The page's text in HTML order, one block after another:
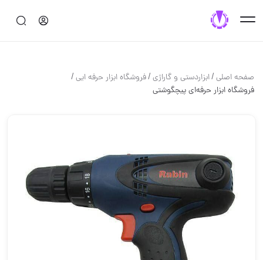
صفحه اصلی/ابزاردستی و گاراژی/فروشگاه ابزار حرفه ایی/
فروشگاه ابزار حرفه‌ای پیچگوشتی